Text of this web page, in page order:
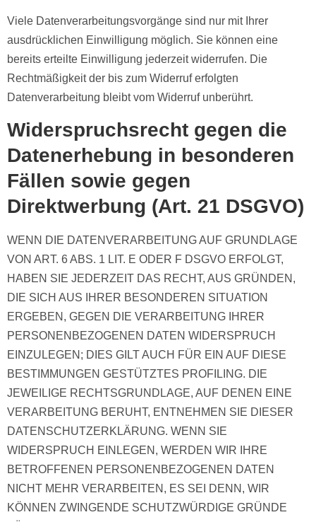
Viele Datenverarbeitungsvorgänge sind nur mit Ihrer
ausdrücklichen Einwilligung möglich. Sie können eine
bereits erteilte Einwilligung jederzeit widerrufen. Die
Rechtmäßigkeit der bis zum Widerruf erfolgten
Datenverarbeitung bleibt vom Widerruf unberührt.
Widerspruchsrecht gegen die
Datenerhebung in besonderen
Fällen sowie gegen
Direktwerbung (Art. 21 DSGVO)
WENN DIE DATENVERARBEITUNG AUF GRUNDLAGE
VON ART. 6 ABS. 1 LIT. E ODER F DSGVO ERFOLGT,
HABEN SIE JEDERZEIT DAS RECHT, AUS GRÜNDEN,
DIE SICH AUS IHRER BESONDEREN SITUATION
ERGEBEN, GEGEN DIE VERARBEITUNG IHRER
PERSONENBEZOGENEN DATEN WIDERSPRUCH
EINZULEGEN; DIES GILT AUCH FÜR EIN AUF DIESE
BESTIMMUNGEN GESTÜTZTES PROFILING. DIE
JEWEILIGE RECHTSGRUNDLAGE, AUF DENEN EINE
VERARBEITUNG BERUHT, ENTNEHMEN SIE DIESER
DATENSCHUTZERKLÄRUNG. WENN SIE
WIDERSPRUCH EINLEGEN, WERDEN WIR IHRE
BETROFFENEN PERSONENBEZOGENEN DATEN
NICHT MEHR VERARBEITEN, ES SEI DENN, WIR
KÖNNEN ZWINGENDE SCHUTZWÜRDIGE GRÜNDE